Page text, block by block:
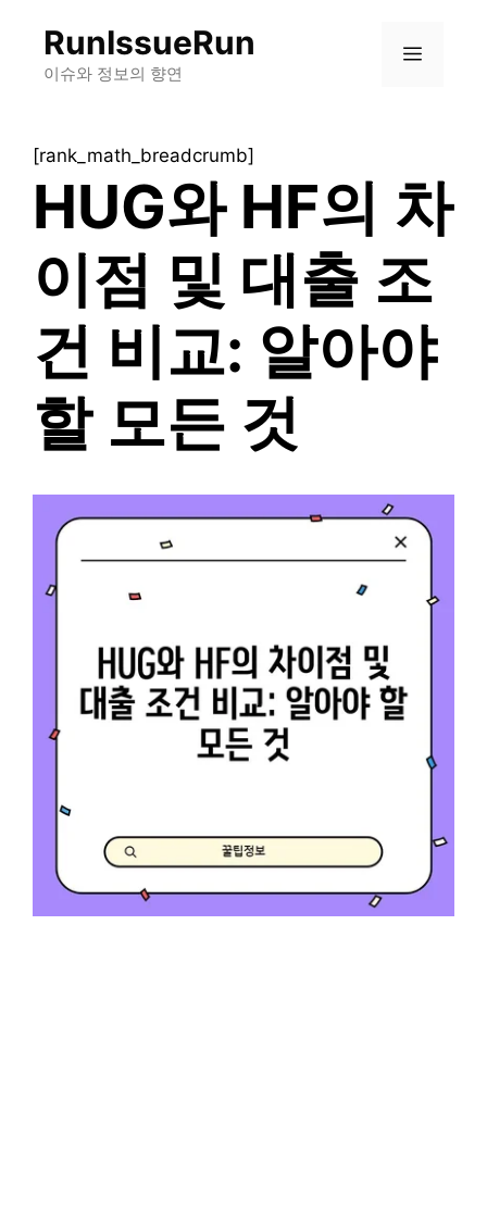
RunIssueRun
이슈와 정보의 향연
메
[rank_math_breadcrumb]
HUG와 HF의 차
이점 및 대출 조
건 비교: 알아야
할 모든 것